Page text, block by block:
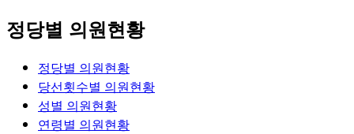
정당별 의원현황
정당별 의원현황
당선횟수별 의원현황
성별 의원현황
연령별 의원현황